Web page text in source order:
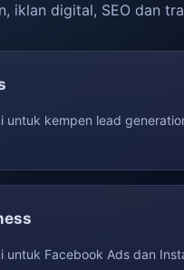
iklan digital, SEO dan
untuk kempen lead
untuk Facebook Ads dan